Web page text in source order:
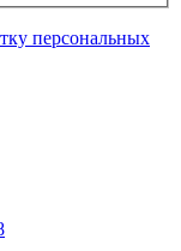
персональных